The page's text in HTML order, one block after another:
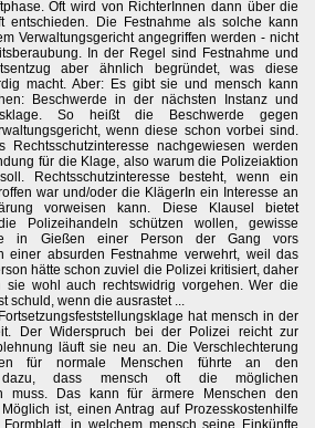
Oft wird von RichterInnen dann über die
entschieden. Die Festnahme als solche kann
Verwaltungsgericht angegriffen werden - nicht
In der Regel sind Festnahme und
aber ähnlich begründet, was diese
macht. Aber: Es gibt sie und mensch kann
Beschwerde in der nächsten Instanz und
So heißt die Beschwerde gegen
wenn diese schon vorbei sind.
Rechtsschutzinteresse nachgewiesen werden
für die Klage, also warum die Polizeiaktion
Rechtsschutzinteresse besteht, wenn ein
war und/oder die KlägerIn ein Interesse an
vorweisen kann. Diese Klausel bietet
Polizeihandeln schützen wollen, gewisse
in Gießen einer Person der Gang vors
einer absurden Festnahme verwehrt, weil das
hätte schon zuviel die Polizei kritisiert, daher
wohl auch rechtswidrig vorgehen. Wer die
schuld, wenn die ausrastet ...
hat mensch in der
Der Widerspruch bei der Polizei reicht zur
läuft sie neu an. Die Verschlechterung
für normale Menschen führte an den
dazu, dass mensch oft die möglichen
muss. Das kann für ärmere Menschen den
ist, einen Antrag auf Prozesskostenhilfe